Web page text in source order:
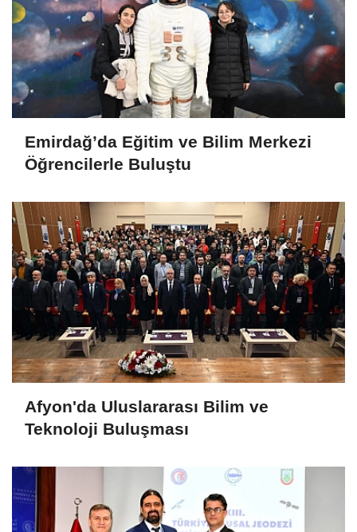
Emirdağ’da Eğitim ve Bilim Merkezi
Öğrencilerle Buluştu
Afyon'da Uluslararası Bilim ve
Teknoloji Buluşması